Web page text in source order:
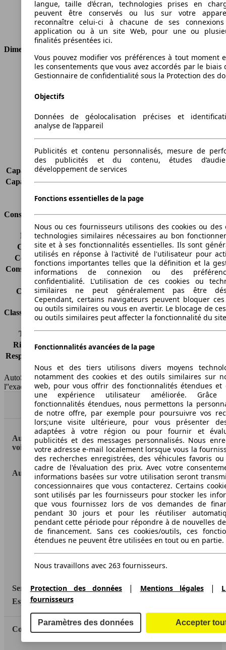
Cylindres
4
Transmission
Boîte manuelle
Type de traction
Traction avant
Dimensions
Longueur
4120 mm
Largeur
Poids maximum
1710 kg
Charge maximale
Portes
5
Sièges
5
Charge sur toit
-
Capacité de remorquage (sans freins)
Capacité de remorquage (avec freins) 1300 kg
Consommation
Émissions de CO2*
130 g/km (komb.)
Consommation (ville)
6.6 l/100km
Consommation (route)
5.1 l/100km
Consommation (combinée)*
5.6 l/100km
Classe d'émissions
Euro 6
Capacité du réservoir
48 l
Classes d'assurance
Tous risques
-
Risques partiels
-
Responsabilité civile
HSN/TSN
n.c./JCF5P61M5
AutoScout24 France SAS décline toute responsabilité concernant
l''exactitude des indications fournies.
Haut
AutoScout24: la plus grande plateforme en ligne de
voitures en Europe
AutoScout24
A propos d'AutoScout24
Conditions d'utilisation
Informations légales
Protection des données
Accessibility Statement
Service
Espace Pro
Contact
langue, taille d’écran, technologies prises en
peuvent être conservés ou lus sur votre
reconnaître celui-ci à chacune de ses
application ou à un site Web, pour une ou
finalités présentées ici.
Vous pouvez modifier vos préférences à tout moment
les consentements que vous avez accordés par le biais
Gestionnaire de confidentialité sous la Protection des
Objectifs
Données de géolocalisation précises et
analyse de l’appareil
Publicités et contenu personnalisés, mesure de
des publicités et du contenu, études
développement de services
Fonctions essentielles de la page
Nous ou ces fournisseurs utilisons des cookies ou des
technologies similaires nécessaires au bon
site et à ses fonctionnalités essentielles. Ils sont
utilisés en réponse à l'activité de l'utilisateur pour
fonctions importantes telles que la définition et la
informations de connexion ou des
confidentialité. L'utilisation de ces cookies ou
similaires ne peut généralement pas être
Cependant, certains navigateurs peuvent bloquer ces
ou outils similaires ou vous en avertir. Le blocage de
ou outils similaires peut affecter la fonctionnalité du
Fonctionnalités avancées de la page
Nous et des tiers utilisons divers moyens
notamment des cookies et des outils similaires sur
web, pour vous offrir des fonctionnalités étendues et
une expérience utilisateur améliorée.
fonctionnalités étendues, nous permettons la
de notre offre, par exemple pour poursuivre vos
lors;une visite ultérieure, pour vous présenter
adaptées à votre région ou pour fournir et
publicités et des messages personnalisés. Nous
votre adresse e-mail localement lorsque vous la
des recherches enregistrées, des véhicules favoris
cadre de l'évaluation des prix. Avec votre
informations basées sur votre utilisation seront
concessionnaires que vous contacterez. Certains
sont utilisés par les fournisseurs pour stocker les
que vous fournissez lors de vos demandes de
pendant 30 jours et pour les réutiliser
pendant cette période pour répondre à de nouvelles
de financement. Sans ces cookies/outils, ces
étendues ne peuvent être utilisées en tout ou en partie.
Nous travaillons avec 263 fournisseurs.
Protection des données | Mentions légales|
fournisseurs
Paramètres des données Accepter